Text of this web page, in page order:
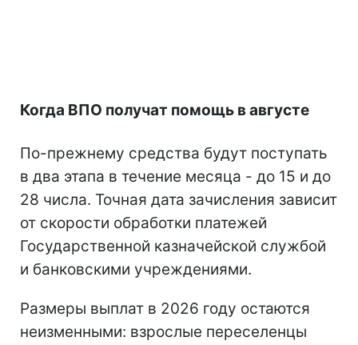
Когда ВПО получат помощь в августе
По-прежнему средства будут поступать
в два этапа в течение месяца - до 15 и до
28 числа. Точная дата зачисления зависит
от скорости обработки платежей
Государственной казначейской службой
и банковскими учреждениями.
Размеры выплат в 2026 году остаются
неизменными: взрослые переселенцы